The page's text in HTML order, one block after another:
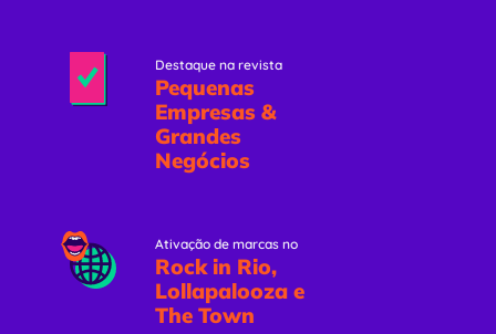
Destaque na revista
Pequenas
Empresas &
Grandes
Negócios
Ativação de marcas no
Rock in Rio,
Lollapalooza e
The Town